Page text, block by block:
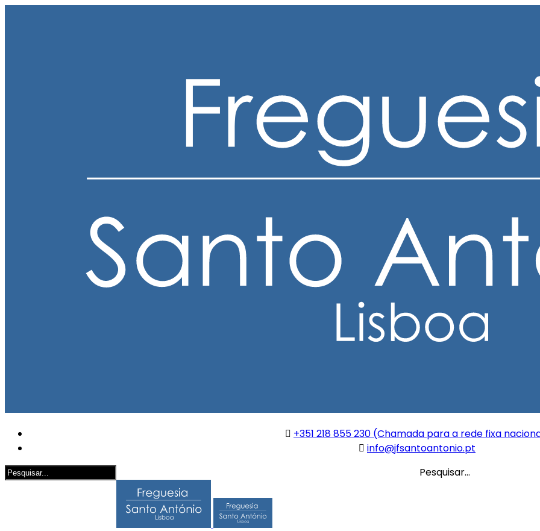
+351 218 855 230 (Chamada para a rede fixa
info@jfsantoantonio.pt
Pesquisar...